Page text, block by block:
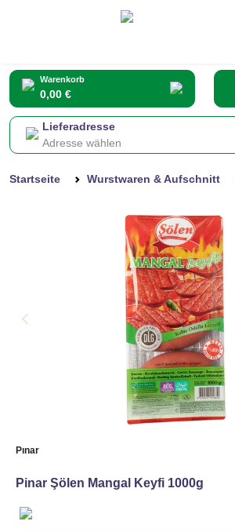
Warenkorb
0,00 €
Lieferadresse
Adresse wählen
Startseite Wurstwaren & Aufschnitt
Pınar
Pinar Şölen Mangal Keyfi 1000g